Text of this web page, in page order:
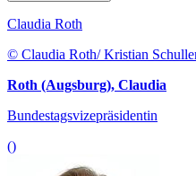
Claudia Roth
© Claudia Roth/ Kristian
Roth (Augsburg), Claudia
Bundestagsvizepräsidentin
()